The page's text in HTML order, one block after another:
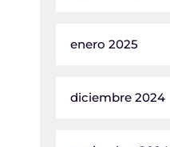
enero 2025
diciembre 2024